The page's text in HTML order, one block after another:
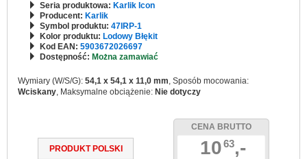
Seria produktowa: Karlik Icon
Producent: Karlik
Symbol produktu: 47IRP-1
Kolor produktu: Lodowy Błękit
Kod EAN: 5903672026697
Dostępność: Można zamawiać
Wymiary (W/S/G): 54,1 x 54,1 x 11,0 mm, Sposób mocowania:
Wciskany, Maksymalne obciążenie: Nie dotyczy
PRODUKT POLSKI
CENA BRUTTO
1063,-